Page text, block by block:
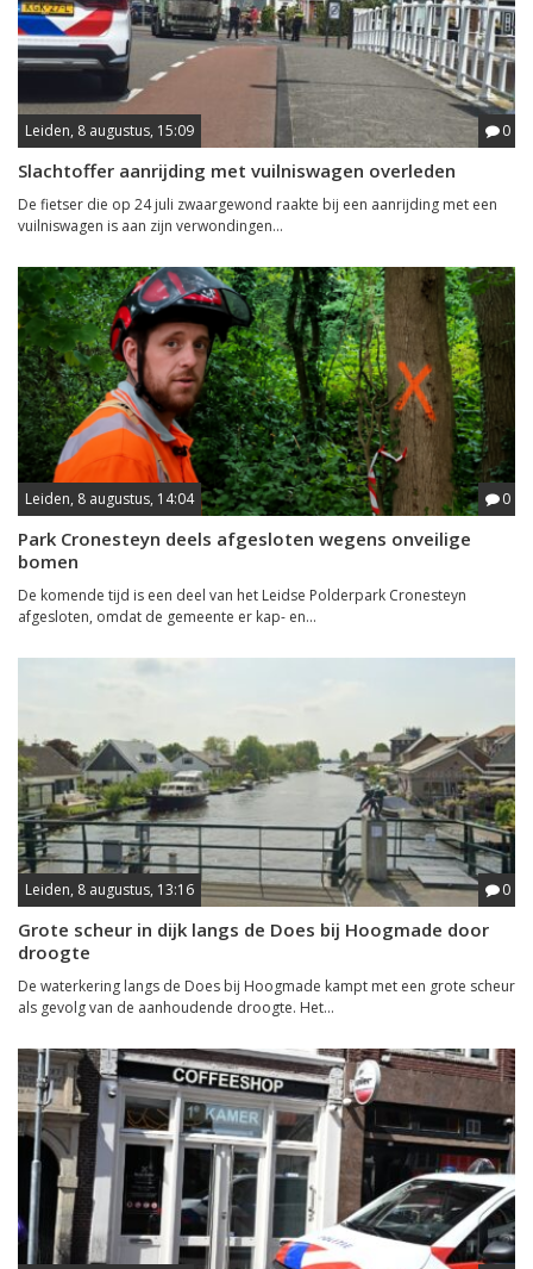
Leiden, 8 augustus, 15:09 0
Slachtoffer aanrijding met vuilniswagen overleden
De fietser die op 24 juli zwaargewond raakte bij een aanrijding met een
vuilniswagen is aan zijn verwondingen...
Leiden, 8 augustus, 14:04 0
Park Cronesteyn deels afgesloten wegens onveilige
bomen
De komende tijd is een deel van het Leidse Polderpark Cronesteyn
afgesloten, omdat de gemeente er kap- en...
Leiden, 8 augustus, 13:16 0
Grote scheur in dijk langs de Does bij Hoogmade door
droogte
De waterkering langs de Does bij Hoogmade kampt met een grote scheur
als gevolg van de aanhoudende droogte. Het...